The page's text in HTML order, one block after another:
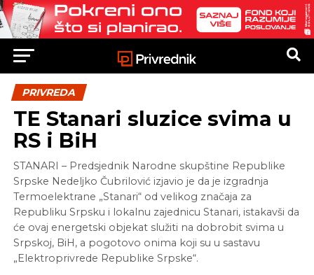
PRIVREDA
TE Stanari sluzice svima u
RS i BiH
STANARI – Predsjednik Narodne skupštine Republike
Srpske Nedeljko Čubrilović izjavio je da je izgradnja
Termoelektrane „Stanari“ od velikog značaja za
Republiku Srpsku i lokalnu zajednicu Stanari, istakavši da
će ovaj energetski objekat služiti na dobrobit svima u
Srpskoj, BiH, a pogotovo onima koji su u sastavu
„Elektroprivrede Republike Srpske“.